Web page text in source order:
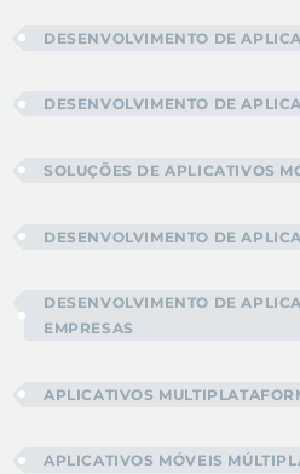
DESENVOLVIMENTO DE
DESENVOLVIMENTO DE
SOLUÇÕES DE APLICATIVOS
DESENVOLVIMENTO DE
DESENVOLVIMENTO DE
EMPRESAS
APLICATIVOS
APLICATIVOS MÓVEIS